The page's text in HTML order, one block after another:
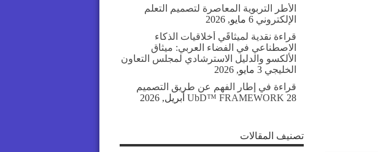
الأطر التربوية المعاصرة لتصميم التعلم
الإلكتروني 6 مايو, 2026
قراءة نقدية لميثاقَي أخلاقيات الذكاء
الاصطناعي في الفضاء العربي: ميثاق
الألكسو والدليل الاسترشادي لمجلس التعاون
الخليجي 3 مايو, 2026
قراءة في إطار الفهم عن طريق التصميم
UbD™ FRAMEWORK 28 أبريل, 2026
تصنيف المقالات